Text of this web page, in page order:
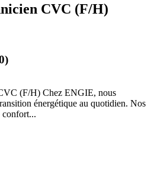
CVC (F/H)
(F/H) Chez ENGIE, nous
énergétique au quotidien. Nos
confort...